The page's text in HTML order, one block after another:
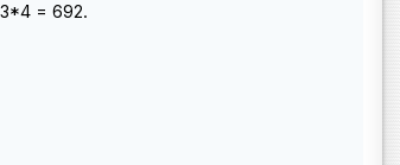
= 692.